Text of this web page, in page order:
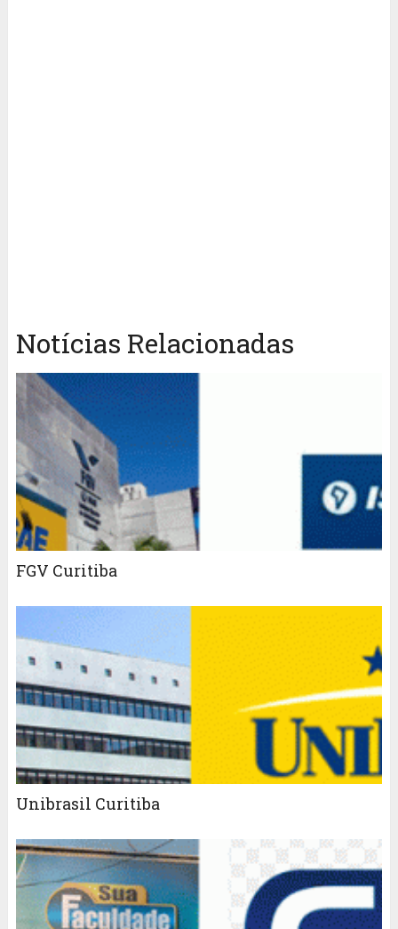
Notícias Relacionadas
FGV Curitiba
Unibrasil Curitiba